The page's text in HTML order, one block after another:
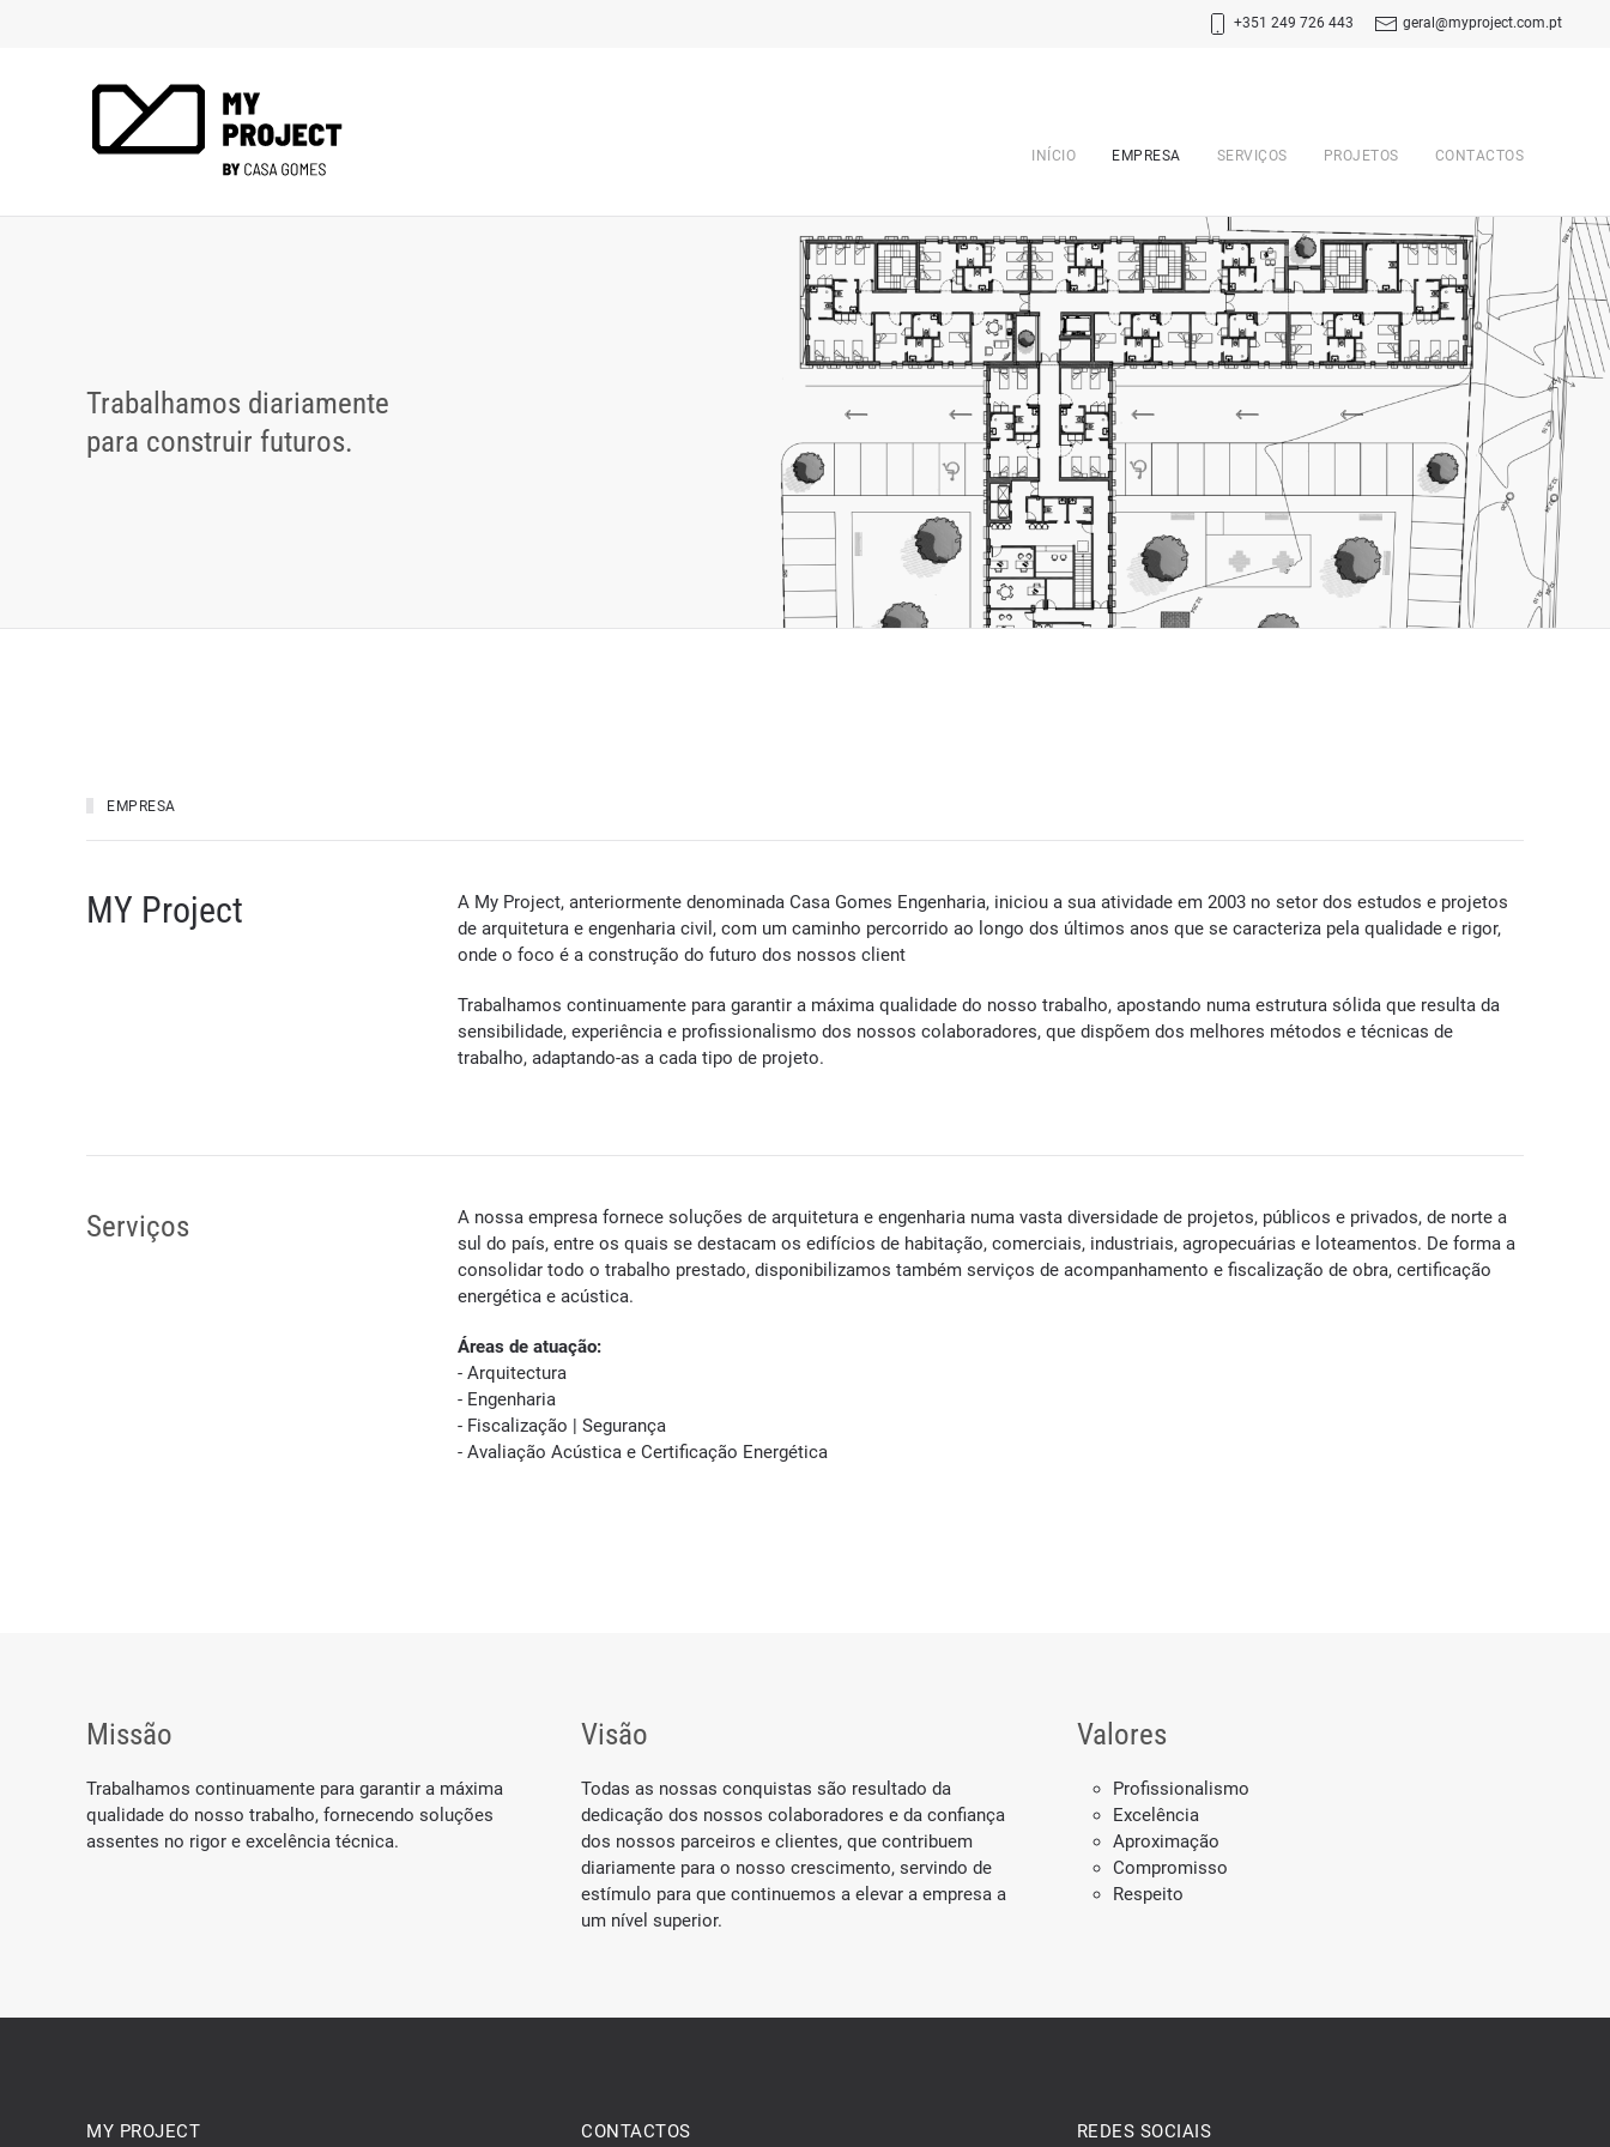
+351 249 726 443 geral@myproject.com.pt
INÍCIO EMPRESA SERVIÇOS PROJETOS CONTACTOS
Trabalhamos diariamente
para construir futuros.
EMPRESA
MY Project
A My Project, anteriormente denominada Casa Gomes Engenharia, iniciou a sua atividade em 2003 no setor dos estudos e projetos
de arquitetura e engenharia civil, com um caminho percorrido ao longo dos últimos anos que se caracteriza pela qualidade e rigor,
onde o foco é a construção do futuro dos nossos client
Trabalhamos continuamente para garantir a máxima qualidade do nosso trabalho, apostando numa estrutura sólida que resulta da
sensibilidade, experiência e profissionalismo dos nossos colaboradores, que dispõem dos melhores métodos e técnicas de
trabalho, adaptando-as a cada tipo de projeto.
Serviços
A nossa empresa fornece soluções de arquitetura e engenharia numa vasta diversidade de projetos, públicos e privados, de norte a
sul do país, entre os quais se destacam os edifícios de habitação, comerciais, industriais, agropecuárias e loteamentos. De forma a
consolidar todo o trabalho prestado, disponibilizamos também serviços de acompanhamento e fiscalização de obra, certificação
energética e acústica.
Áreas de atuação:
- Arquitectura
- Engenharia
- Fiscalização | Segurança
- Avaliação Acústica e Certificação Energética
Missão
Trabalhamos continuamente para garantir a máxima
qualidade do nosso trabalho, fornecendo soluções
assentes no rigor e excelência técnica.
Visão
Todas as nossas conquistas são resultado da
dedicação dos nossos colaboradores e da confiança
dos nossos parceiros e clientes, que contribuem
diariamente para o nosso crescimento, servindo de
estímulo para que continuemos a elevar a empresa a
um nível superior.
Valores
Profissionalismo
Excelência
Aproximação
Compromisso
Respeito
MY PROJECT CONTACTOS REDES SOCIAIS